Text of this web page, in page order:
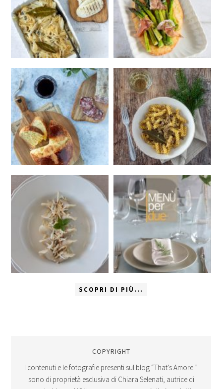
SCOPRI DI PIÙ...
COPYRIGHT
I contenuti e le fotografie presenti sul blog “That’s Amore!”
sono di proprietà esclusiva di Chiara Selenati, autrice di